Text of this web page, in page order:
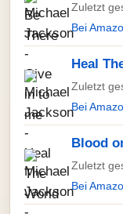
Zuletzt
Bei
Heal
Zuletzt
Bei
Blood
Zuletzt
Bei